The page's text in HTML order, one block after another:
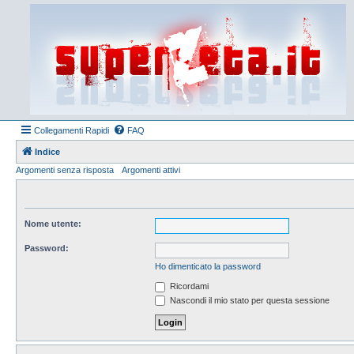
Collegamenti Rapidi FAQ
Indice
Argomenti senza risposta
Argomenti attivi
Nome utente:
Password:
Ho dimenticato la password
Ricordami
Nascondi il mio stato per questa sessione